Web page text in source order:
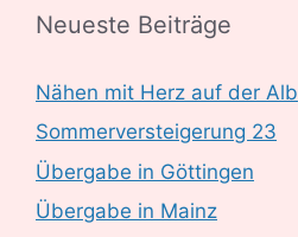
Neueste Beiträge
Nähen mit Herz auf der Alb
Sommerversteigerung 23
Übergabe in Göttingen
Übergabe in Mainz